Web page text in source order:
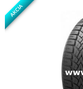
AKCIA